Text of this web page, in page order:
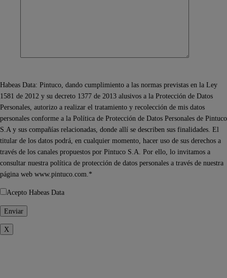
Habeas Data: Pintuco, dando cumplimiento a las normas previstas en la Ley
1581 de 2012 y su decreto 1377 de 2013 alusivos a la Protección de Datos
Personales, autorizo a realizar el tratamiento y recolección de mis datos
personales conforme a la Política de Protección de Datos Personales de Pintuco
S.A y sus compañías relacionadas, donde allí se describen sus finalidades. El
titular de los datos podrá, en cualquier momento, hacer uso de sus derechos a
través de los canales propuestos por Pintuco S.A. Por ello, lo invitamos a
consultar nuestra política de protección de datos personales a través de nuestra
página web www.pintuco.com.*
Acepto Habeas Data
X